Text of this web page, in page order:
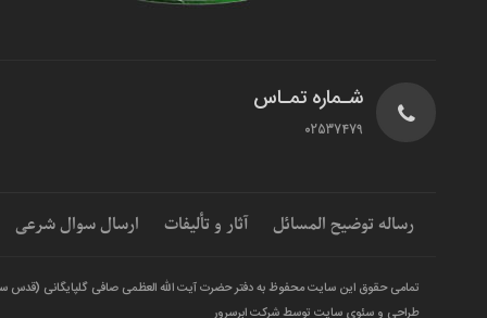
شـماره تمـاس
02537479
رساله توضیح المسائل آثار و تألیفات ارسال سوال شرعی
تمامی حقوق این سایت محفوظ به دفتر حضرت آیت الله العظمی صافی گلپایگانی (قدس
طراحی و سئوی سایت توسط شرکت ابرسرور